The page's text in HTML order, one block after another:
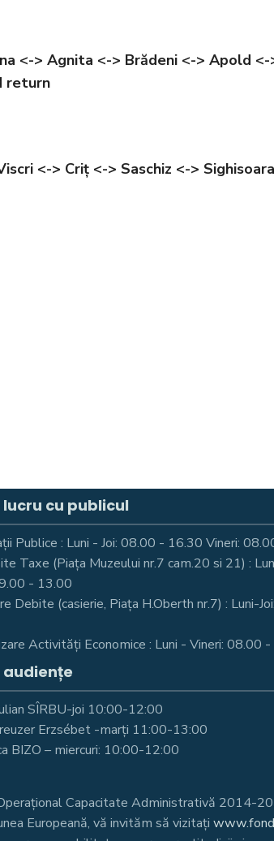
<-> Agnita <-> Brădeni <-> Apold
return
<-> Criț <-> Saschiz <->
cu publicul
Publice : Luni - Joi: 08.00 - 16.30 Vineri:
Taxe (Piața Muzeului nr.7 cam.20 si 21) :
- 13.00
Debite (casierie, Piața H.Oberth nr.7) : Luni-
Activități Economice : Luni - Vineri: 08.00
SÎRBU-joi 10:00-12:00
Erzsébet -marți 11:00-13:00
BIZO – miercuri: 10:00-12:00
Capacitate Administrativă 2014-
Europeană, vă invităm să vizitați